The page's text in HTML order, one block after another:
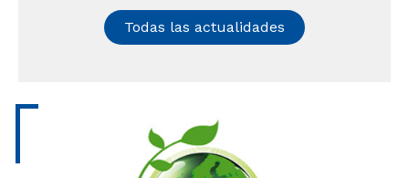
Todas las actualidades